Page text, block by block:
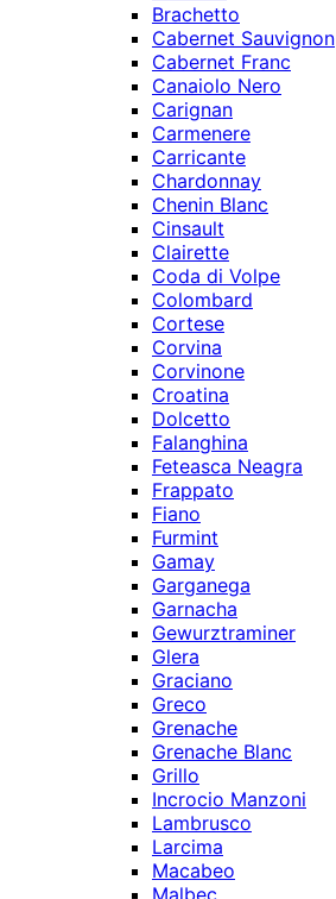
Brachetto
Cabernet Sauvignon
Cabernet Franc
Canaiolo Nero
Carignan
Carmenere
Carricante
Chardonnay
Chenin Blanc
Cinsault
Clairette
Coda di Volpe
Colombard
Cortese
Corvina
Corvinone
Croatina
Dolcetto
Falanghina
Feteasca Neagra
Frappato
Fiano
Furmint
Gamay
Garganega
Garnacha
Gewurztraminer
Glera
Graciano
Greco
Grenache
Grenache Blanc
Grillo
Incrocio Manzoni
Lambrusco
Larcima
Macabeo
Malbec